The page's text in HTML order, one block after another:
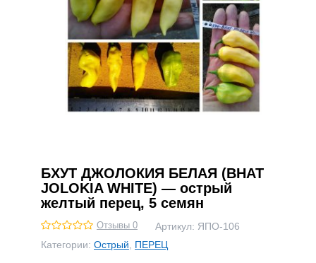
БХУТ ДЖОЛОКИЯ БЕЛАЯ (BHAT
JOLOKIA WHITE) — острый
желтый перец, 5 семян
Отзывы 0 Артикул: ЯПО-106
Категории: Острый ПЕРЕЦ